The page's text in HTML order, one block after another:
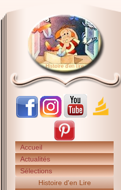
Accueil
Actualités
Sélections
Histoire d'en Lire